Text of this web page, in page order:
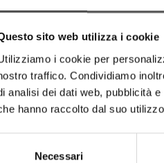
sito web utilizza i cookie
i cookie per
traffico. Condividiamo
analisi dei dati web, pubblicità
hanno raccolto dal suo
Necessari